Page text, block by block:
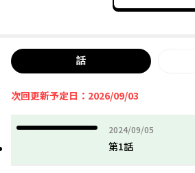
話
次回更新予定日：2026/09/03
2024/09/05
2024年09月05日
第1話